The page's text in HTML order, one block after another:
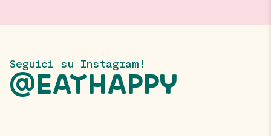
Seguici su Instagram!
@EATHAPPY